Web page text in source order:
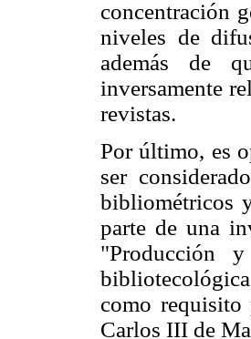
concentración
niveles de
además de
inversamente
revistas.
Por último, es
ser
bibliométricos
parte de una
"Producción
como requisito
Carlos III de